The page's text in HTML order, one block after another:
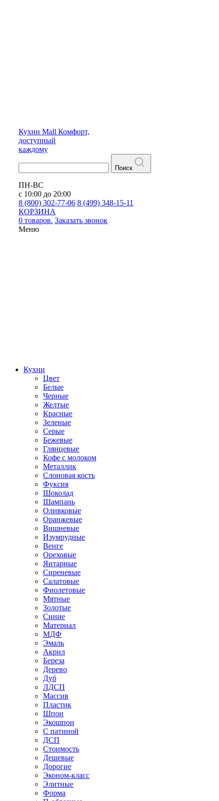
Кухни Mall Комфорт,
доступный
каждому
Поиск
ПН-ВС
с 10:00 до 20:00
8 (800) 302-77-06 8 (499) 348-15-11
КОРЗИНА
0 товаров. Заказать звонок
Меню
Кухни
Цвет
Белые
Черные
Желтые
Красные
Зеленые
Серые
Бежевые
Глянцевые
Кофе с молоком
Металлик
Слоновая кость
Фуксия
Шоколад
Шампань
Оливковые
Оранжевые
Вишневые
Изумрудные
Венге
Ореховые
Янтарные
Сиреневые
Салатовые
Фиолетовые
Мятные
Золотые
Синие
Материал
МДФ
Эмаль
Акрил
Береза
Дерево
Дуб
ЛДСП
Массив
Пластик
Шпон
Экошпон
С патиной
ДСП
Стоимость
Дешевые
Дорогие
Эконом-класс
Элитные
Форма